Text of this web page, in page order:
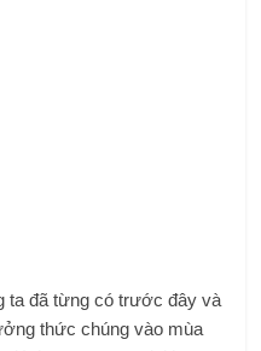
ta đã từng có trước đây và
thức chúng vào mùa